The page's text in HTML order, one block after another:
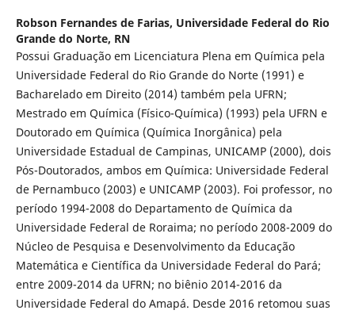
Robson Fernandes de Farias, Universidade Federal do Rio
Grande do Norte, RN
Possui Graduação em Licenciatura Plena em Química pela
Universidade Federal do Rio Grande do Norte (1991) e
Bacharelado em Direito (2014) também pela UFRN;
Mestrado em Química (Físico-Química) (1993) pela UFRN e
Doutorado em Química (Química Inorgânica) pela
Universidade Estadual de Campinas, UNICAMP (2000), dois
Pós-Doutorados, ambos em Química: Universidade Federal
de Pernambuco (2003) e UNICAMP (2003). Foi professor, no
período 1994-2008 do Departamento de Química da
Universidade Federal de Roraima; no período 2008-2009 do
Núcleo de Pesquisa e Desenvolvimento da Educação
Matemática e Científica da Universidade Federal do Pará;
entre 2009-2014 da UFRN; no biênio 2014-2016 da
Universidade Federal do Amapá. Desde 2016 retomou suas